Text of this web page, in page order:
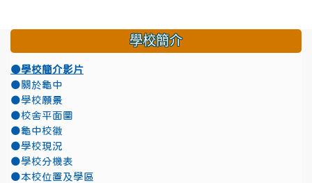
學校簡介
●學校簡介影片
●關於龜中
●學校願景
●校舍平面圖
●龜中校徽
●學校現況
●學校分機表
●本校位置及學區